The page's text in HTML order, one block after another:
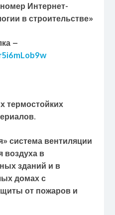
Интернет-
в строительстве»
–
термостойких
система вентиляции
воздуха в
зданий и в
домах с
от пожаров и